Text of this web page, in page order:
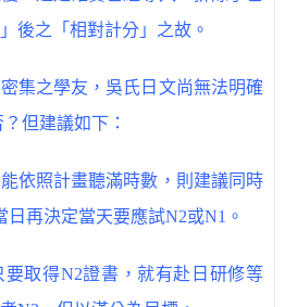
後之「相對計分」之故。
集之學友，吳氏日文尚無法明確
但建議如下：
依照計畫聽滿時數，則建議同時
再決定當天要應試N2或N1。
取得N2證書，就有赴日研修等